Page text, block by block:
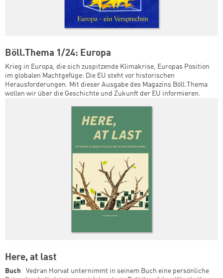
Böll.Thema 1/24: Europa
Krieg in Europa, die sich zuspitzende Klimakrise, Europas Position
im globalen Machtgefüge: Die EU steht vor historischen
Herausforderungen. Mit dieser Ausgabe des Magazins Böll.Thema
wollen wir über die Geschichte und Zukunft der EU informieren.
Here, at last
Buch
Vedran Horvat unternimmt in seinem Buch eine persönliche